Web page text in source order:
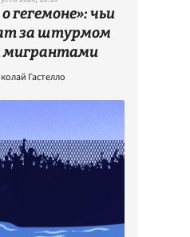
гегемоне»: чьи
за штурмом
мигрантами
Гастелло